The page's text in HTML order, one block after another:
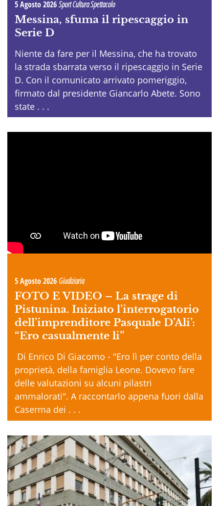
5 Agosto 2026Sport Cultura Spettacolo
Messina, sfuma il ripescaggio in
Serie D
Niente da fare per il Messina, che ha trovato
la strada sbarrata verso il ripescaggio in Serie
D. Con il comunicato arrivato pomeriggio,
firmato dal presidente Giancarlo Abete. Sono
state . . .
5 Agosto 2026 Giudiziaria
FOTO E VIDEO – La strage di
Pistunina. Iniziato l’interrogatorio
dell’imprenditore Pasquale D’Ali’:
“Ero casualmente li”
Di Enrico Di Giacomo - "Ero lì per conto della
proprietà, della famiglia Leone. Dovevo fare
delle valutazioni su alcuni pilastri
ammalorati". A raccontarlo appena fuori dalla
Caserma dei . . .